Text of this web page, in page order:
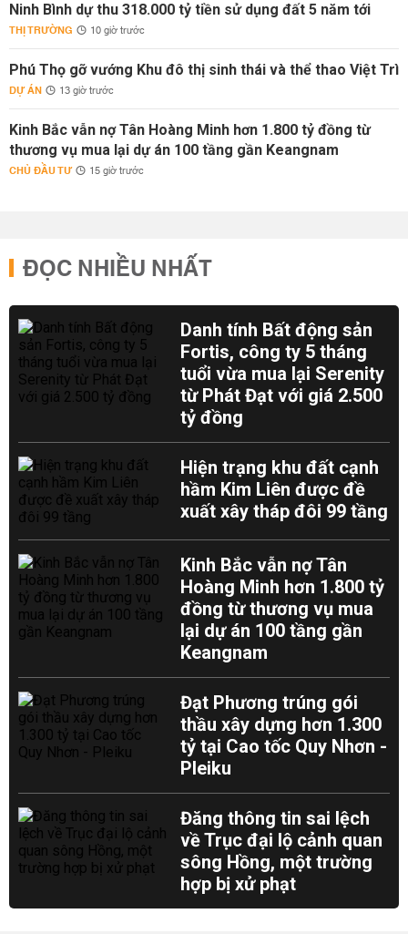
Ninh Bình dự thu 318.000 tỷ tiền sử dụng đất 5 năm tới
THỊ TRƯỜNG 10 giờ trước
Phú Thọ gỡ vướng Khu đô thị sinh thái và thể thao Việt Trì
DỰ ÁN 13 giờ trước
Kinh Bắc vẫn nợ Tân Hoàng Minh hơn 1.800 tỷ đồng từ
thương vụ mua lại dự án 100 tầng gần Keangnam
CHỦ ĐẦU TƯ 15 giờ trước
ĐỌC NHIỀU NHẤT
Danh tính Bất động sản
Fortis, công ty 5 tháng
tuổi vừa mua lại Serenity
từ Phát Đạt với giá 2.500
tỷ đồng
Hiện trạng khu đất cạnh
hầm Kim Liên được đề
xuất xây tháp đôi 99 tầng
Kinh Bắc vẫn nợ Tân
Hoàng Minh hơn 1.800 tỷ
đồng từ thương vụ mua
lại dự án 100 tầng gần
Keangnam
Đạt Phương trúng gói
thầu xây dựng hơn 1.300
tỷ tại Cao tốc Quy Nhơn -
Pleiku
Đăng thông tin sai lệch
về Trục đại lộ cảnh quan
sông Hồng, một trường
hợp bị xử phạt